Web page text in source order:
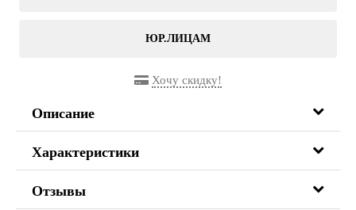
ЮР.ЛИЦАМ
Хочу скидку!
Описание
Характеристики
Отзывы